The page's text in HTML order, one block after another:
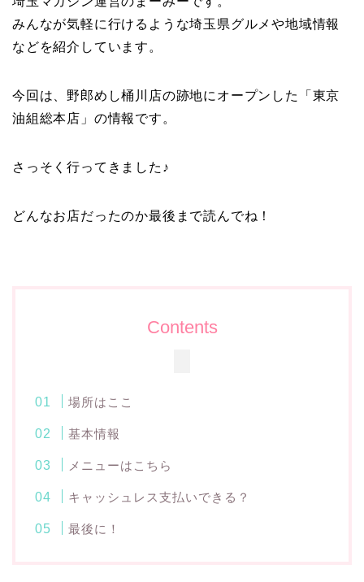
みんなが気軽に行けるような埼玉県グルメや地域情報
などを紹介しています。
今回は、野郎めし桶川店の跡地にオープンした「東京
油組総本店」の情報です。
さっそく行ってきました♪
どんなお店だったのか最後まで読んでね！
Contents
場所はここ
基本情報
メニューはこちら
キャッシュレス支払いできる？
最後に！